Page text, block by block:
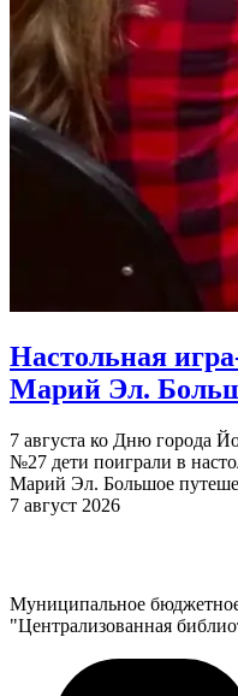
Настольная
Марий Эл.
7 августа ко Дню города
№27 дети поиграли в
Марий Эл. Большое
7 август 2026
Муниципальное
"Централизованная